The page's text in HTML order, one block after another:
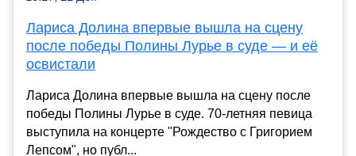
Лариса Долина впервые вышла на сцену
после победы Полины Лурье в суде — и её
освистали
Лариса Долина впервые вышла на сцену после
победы Полины Лурье в суде. 70-летняя певица
выступила на концерте "Рождество с Григорием
Лепсом", но публ...